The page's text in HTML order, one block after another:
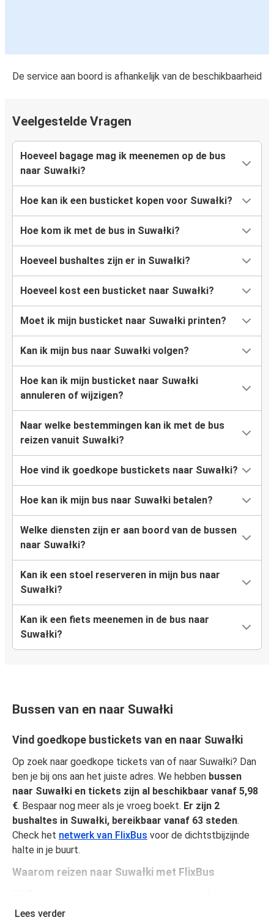
De service aan boord is afhankelijk van de beschikbaarheid
Veelgestelde Vragen
Hoeveel bagage mag ik meenemen op de bus
naar Suwałki?
Hoe kan ik een busticket kopen voor Suwałki?
Hoe kom ik met de bus in Suwałki?
Hoeveel bushaltes zijn er in Suwałki?
Hoeveel kost een busticket naar Suwałki?
Moet ik mijn busticket naar Suwałki printen?
Kan ik mijn bus naar Suwałki volgen?
Hoe kan ik mijn busticket naar Suwałki
annuleren of wijzigen?
Naar welke bestemmingen kan ik met de bus
reizen vanuit Suwałki?
Hoe vind ik goedkope bustickets naar Suwałki?
Hoe kan ik mijn bus naar Suwałki betalen?
Welke diensten zijn er aan boord van de bussen
naar Suwałki?
Kan ik een stoel reserveren in mijn bus naar
Suwałki?
Kan ik een fiets meenemen in de bus naar
Suwałki?
Bussen van en naar Suwałki
Vind goedkope bustickets van en naar Suwałki
Op zoek naar goedkope tickets van of naar Suwałki? Dan
ben je bij ons aan het juiste adres. We hebben bussen
naar Suwałki en tickets zijn al beschikbaar vanaf 5,98
€. Bespaar nog meer als je vroeg boekt. Er zijn 2
bushaltes in Suwałki, bereikbaar vanaf 63 steden.
Check het netwerk van FlixBus voor de dichtstbijzijnde
halte in je buurt.
Waarom reizen naar Suwałki met FlixBus
passagiers van een unieke reiservaring kunnen genieten.
Lees verder